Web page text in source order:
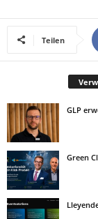
Teilen
GLP
Green